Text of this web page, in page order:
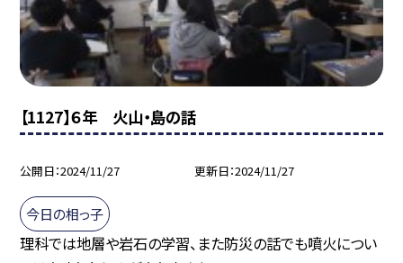
【1127】６年 火山・島の話
公開日 2024/11/27 更新日 2024/11/27
今日の相っ子
理科では地層や岩石の学習、また防災の話でも噴火につい